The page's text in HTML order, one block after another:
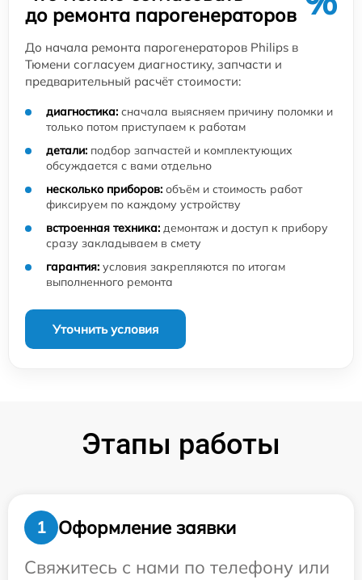
до ремонта парогенераторов
До начала ремонта парогенераторов Philips в
Тюмени согласуем диагностику, запчасти и
предварительный расчёт стоимости:
диагностика: сначала выясняем причину поломки и
только потом приступаем к работам
детали: подбор запчастей и комплектующих
обсуждается с вами отдельно
несколько приборов: объём и стоимость работ
фиксируем по каждому устройству
встроенная техника: демонтаж и доступ к прибору
сразу закладываем в смету
гарантия: условия закрепляются по итогам
выполненного ремонта
Уточнить условия
Этапы работы
1
Оформление заявки
Свяжитесь с нами по телефону или